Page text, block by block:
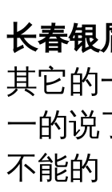
长春银
其它的
一的说
不能的